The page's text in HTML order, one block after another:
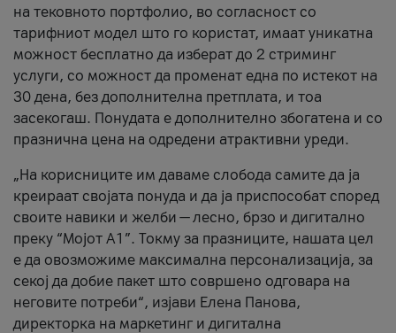
на тековното портфолио, во согласност со
тарифниот модел што го користат, имаат уникатна
можност бесплатно да изберат до 2 стриминг
услуги, со можност да променат една по истекот на
30 дена, без дополнителна претплата, и тоа
засекогаш. Понудата е дополнително збогатена и со
празнична цена на одредени атрактивни уреди.
„На корисниците им даваме слобода самите да ја
креираат својата понуда и да ја приспособат според
своите навики и желби — лесно, брзо и дигитално
преку “Мојот А1”. Токму за празниците, нашата цел
е да овозможиме максимална персонализација, за
секој да добие пакет што совршено одговара на
неговите потреби“, изјави Елена Панова,
директорка на маркетинг и дигитална